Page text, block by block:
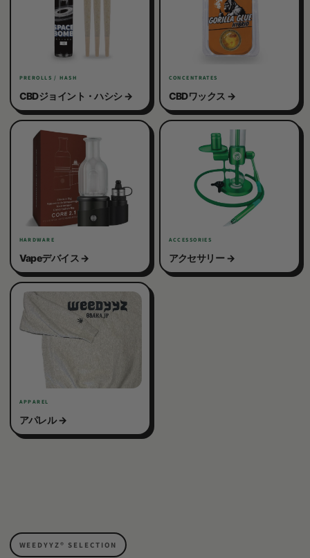
PREROLLS / HASH
CBDジョイント・ハシシ
CONCENTRATES
CBDワックス
HARDWARE
Vapeデバイス
ACCESSORIES
アクセサリー
APPAREL
アパレル
WEEDYYZ®︎ SELECTION